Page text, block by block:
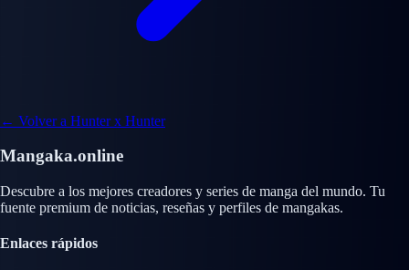
← Volver a Hunter x Hunter
Mangaka.online
Descubre a los mejores creadores y series de manga del mundo. Tu
fuente premium de noticias, reseñas y perfiles de mangakas.
Enlaces rápidos